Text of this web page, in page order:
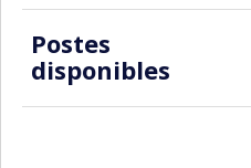
Postes
disponibles